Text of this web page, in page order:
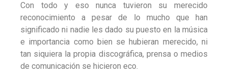
Con todo y eso nunca tuvieron su merecido
reconocimiento a pesar de lo mucho que han
significado ni nadie les dado su puesto en la música
e importancia como bien se hubieran merecido, ni
tan siquiera la propia discográfica, prensa o medios
de comunicación se hicieron eco.